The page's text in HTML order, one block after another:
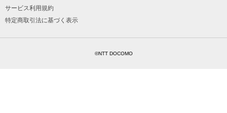
サービス利用規約
特定商取引法に基づく表示
©NTT DOCOMO